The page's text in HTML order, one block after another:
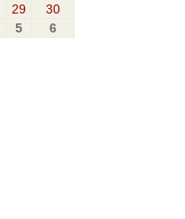
29
30
5 6